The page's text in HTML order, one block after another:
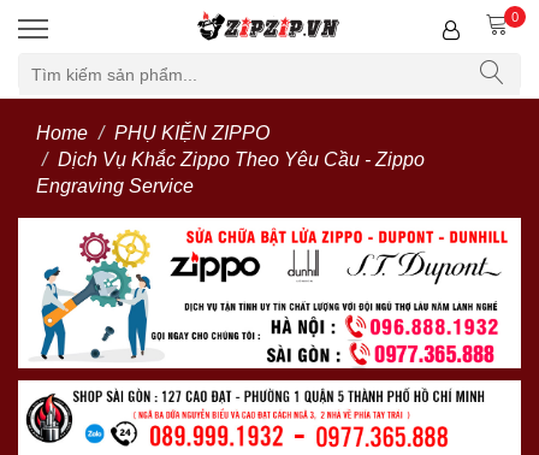
0
Home
PHỤ KIỆN ZIPPO
Dịch Vụ Khắc Zippo Theo Yêu Cầu - Zippo
Engraving Service